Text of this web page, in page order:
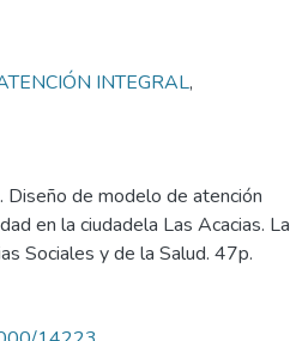
INTEGRAL,
Diseño de modelo de atención
en la ciudadela Las Acacias. La
Sociales y de la Salud. 47p.